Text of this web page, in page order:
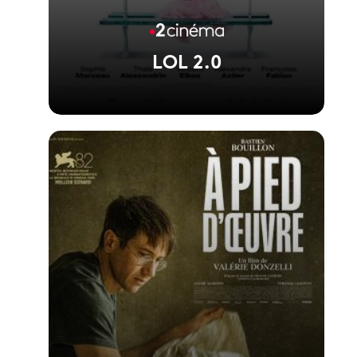
LOL 2.0
La suite de LOL réalisée par Lisa Azuelos
Voir la fiche du film